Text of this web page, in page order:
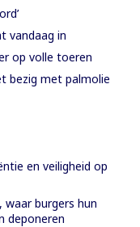
vandaag in
op volle toeren
bezig met palmolie
en veiligheid op
burgers hun
deponeren